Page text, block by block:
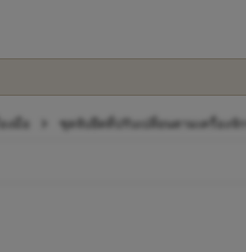
งมือ chevron_right ชุดจับยึดที่ปรับเปลี่ยนตามเครื่องจักร